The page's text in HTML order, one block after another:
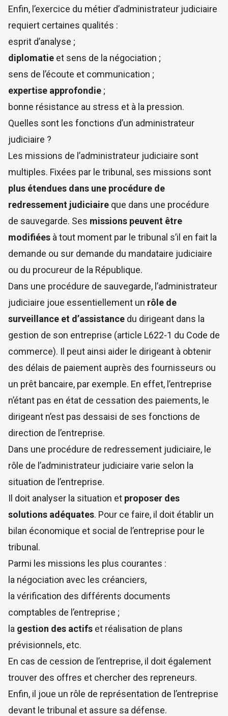
Enfin, l’exercice du métier d’administrateur judiciaire
requiert certaines qualités :
esprit d’analyse ;
diplomatie et sens de la négociation ;
sens de l’écoute et communication ;
expertise approfondie ;
bonne résistance au stress et à la pression.
Quelles sont les fonctions d’un administrateur
judiciaire ?
Les missions de l’administrateur judiciaire sont
multiples. Fixées par le tribunal, ses missions sont
plus étendues dans une procédure de
redressement judiciaire que dans une procédure
de sauvegarde. Ses missions peuvent être
modifiées à tout moment par le tribunal s’il en fait la
demande ou sur demande du mandataire judiciaire
ou du procureur de la République.
Dans une procédure de sauvegarde, l’administrateur
judiciaire joue essentiellement un rôle de
surveillance et d’assistance du dirigeant dans la
gestion de son entreprise (article L622-1 du Code de
commerce). Il peut ainsi aider le dirigeant à obtenir
des délais de paiement auprès des fournisseurs ou
un prêt bancaire, par exemple. En effet, l’entreprise
n’étant pas en état de cessation des paiements, le
dirigeant n’est pas dessaisi de ses fonctions de
direction de l’entreprise.
Dans une procédure de redressement judiciaire, le
rôle de l’administrateur judiciaire varie selon la
situation de l’entreprise.
Il doit analyser la situation et proposer des
solutions adéquates. Pour ce faire, il doit établir un
bilan économique et social de l’entreprise pour le
tribunal.
Parmi les missions les plus courantes :
la négociation avec les créanciers,
la vérification des différents documents
comptables de l’entreprise ;
la gestion des actifs et réalisation de plans
prévisionnels, etc.
En cas de cession de l’entreprise, il doit également
trouver des offres et chercher des repreneurs.
Enfin, il joue un rôle de représentation de l’entreprise
devant le tribunal et assure sa défense.